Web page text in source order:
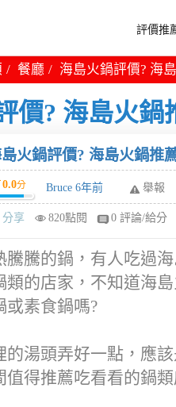
評價推
餐廳 海島火鍋評價? 海
價? 海島火鍋
火鍋評價? 海島火鍋推
0.0分 Bruce 6年前 舉報
分享 820點閱 0 評論/給分
騰騰的鍋，有人吃過
類的店家，不知道海
或素食鍋嗎?
的湯頭弄好一點，應
值得推薦吃看看的鍋